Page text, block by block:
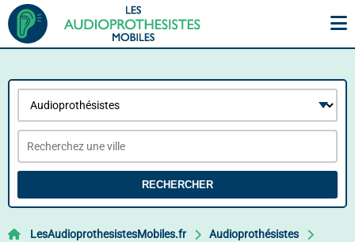
RECHERCHER
LesAudioprothesistesMobiles.fr
Audioprothésistes